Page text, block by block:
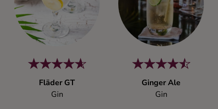
Fläder GT
Gin
Ginger Ale
Gin